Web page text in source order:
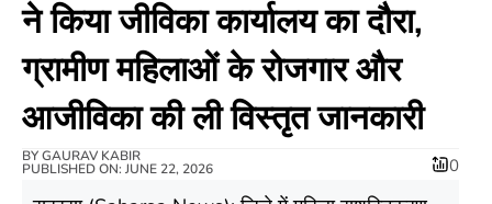
ने किया जीविका कार्यालय का दौरा,
ग्रामीण महिलाओं के रोजगार और
आजीविका की ली विस्तृत जानकारी
BYGAURAV KABIR
PUBLISHED ON: JUNE 22, 2026 0